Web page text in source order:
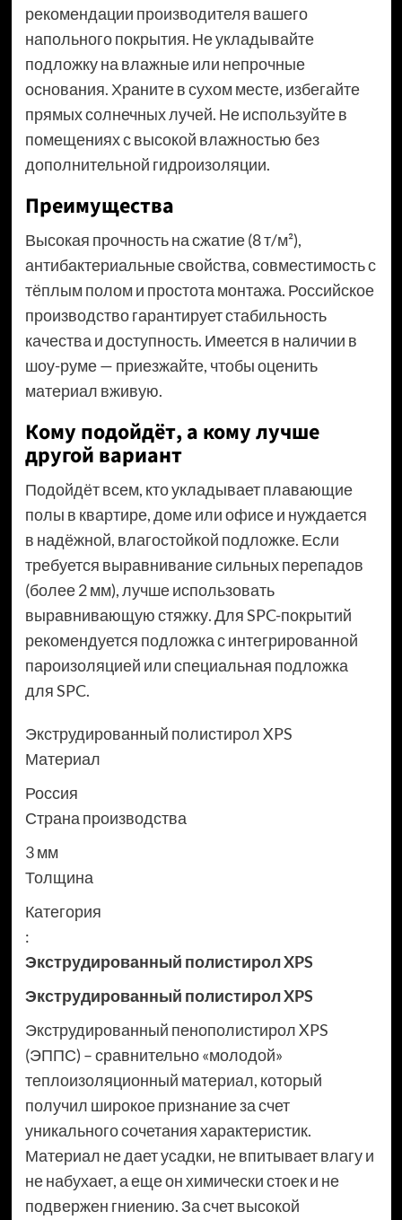
рекомендации производителя вашего
напольного покрытия. Не укладывайте
подложку на влажные или непрочные
основания. Храните в сухом месте, избегайте
прямых солнечных лучей. Не используйте в
помещениях с высокой влажностью без
дополнительной гидроизоляции.
Преимущества
Высокая прочность на сжатие (8 т/м²),
антибактериальные свойства, совместимость с
тёплым полом и простота монтажа. Российское
производство гарантирует стабильность
качества и доступность. Имеется в наличии в
шоу-руме — приезжайте, чтобы оценить
материал вживую.
Кому подойдёт, а кому лучше
другой вариант
Подойдёт всем, кто укладывает плавающие
полы в квартире, доме или офисе и нуждается
в надёжной, влагостойкой подложке. Если
требуется выравнивание сильных перепадов
(более 2 мм), лучше использовать
выравнивающую стяжку. Для SPC-покрытий
рекомендуется подложка с интегрированной
пароизоляцией или специальная подложка
для SPC.
Экструдированный полистирол XPS
Материал
Россия
Страна производства
3 мм
Толщина
Категория
:
Экструдированный полистирол XPS
Экструдированный полистирол XPS
Экструдированный пенополистирол XPS
(ЭППС) – сравнительно «молодой»
теплоизоляционный материал, который
получил широкое признание за счет
уникального сочетания характеристик.
Материал не дает усадки, не впитывает влагу и
не набухает, а еще он химически стоек и не
подвержен гниению. За счет высокой